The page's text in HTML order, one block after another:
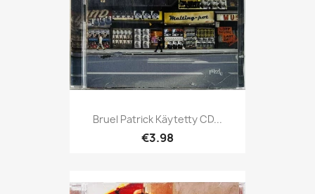
Bruel Patrick Käytetty CD...
€3.98